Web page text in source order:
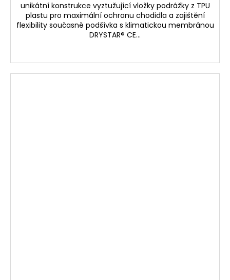
unikátní konstrukce vyztužující vložky podrážky z TPU
plastu pro maximální ochranu chodidla a zajištění
flexibility současně podšívka s klimatickou membránou
DRYSTAR® CE...